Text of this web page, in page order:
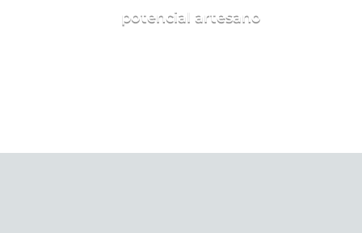
potencial artesano